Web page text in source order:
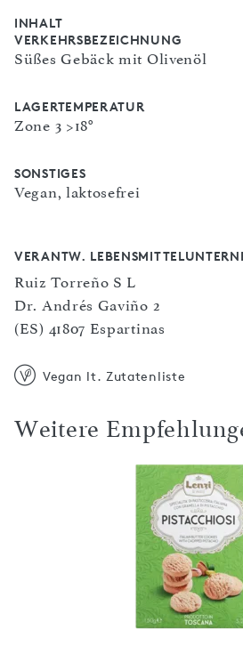
INHALT
VERKEHRSBEZEICHNUNG
Süßes Gebäck mit Olivenöl
LAGERTEMPERATUR
Zone 3 >18°
SONSTIGES
Vegan, laktosefrei
VERANTW.
Ruiz Torreño S L
Dr. Andrés Gaviño 2
(ES) 41807 Espartinas
Vegan lt. Zutatenliste
Weitere